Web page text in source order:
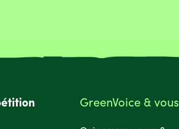
GreenVoice & vous